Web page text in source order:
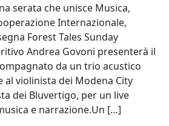
serata che unisce Musica,
Internazionale,
Forest Tales Sunday
Andrea Govoni presenterà il
da un trio acustico
al violinista dei Modena City
dei Bluvertigo, per un live
e narrazione.Un […]